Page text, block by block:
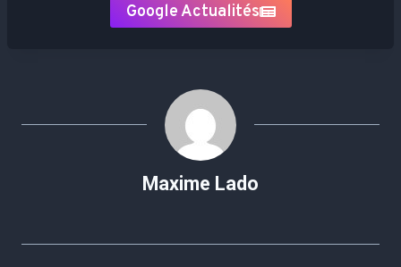
Google Actualités
Maxime Lado